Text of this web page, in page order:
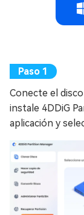
Conecte el
instale 4DDiG
aplicación y